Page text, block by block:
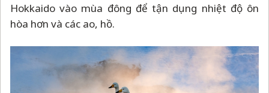
Hokkaido vào mùa đông để tận dụng nhiệt độ ôn
hòa hơn và các ao, hồ.